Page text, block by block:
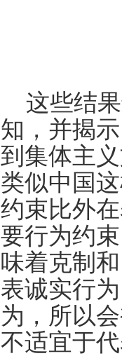
这些结
知，并揭
到集体主
类似中国
约束比外
要行为约
味着克制
表诚实行
为，所以
不适宜于